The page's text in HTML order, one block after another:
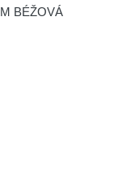
BÉŽOVÁ